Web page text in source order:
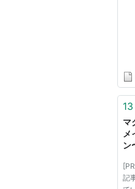
13
マ
メ
ン
記